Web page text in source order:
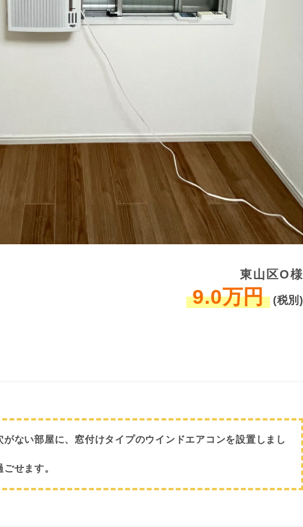
東山区O様
9.0万円 (税別)
ない部屋に、窓付けタイプのウインドエアコンを設置しまし
せます。